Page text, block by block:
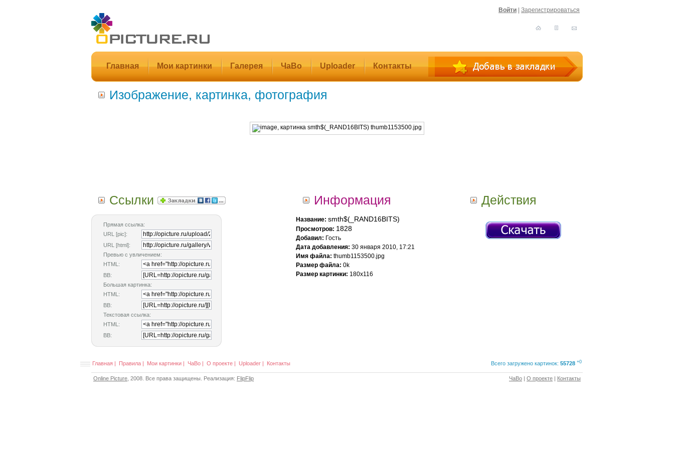
Войти Зарегистрироваться
Главная Мои картинки Галерея ЧаВо Uploader Контакты
Изображение, картинка, фотография
Ссылки
Прямая ссылка:
URL [pic]:
URL [html]:
Превью с увличением:
HTML:
BB:
Большая картинка:
HTML:
BB:
Текстовая ссылка:
HTML:
BB:
Информация
Название: smth$(_RAND16BITS)
Просмотров: 1828
Добавил: Гость
Дата добавления: 30 января 2010, 17:21
Имя файла: thumb1153500.jpg
Размер файла: 0k
Размер картинки: 180x116
Действия
Всего загружено картинок: 55728 +0
Главная | Правила | Мои картинки | ЧаВо | О проекте | Uploader | Контакты
ЧаВо | О проекте | Контакты
Online Picture , 2008. Все права защищены. Реализация: FlipFlip